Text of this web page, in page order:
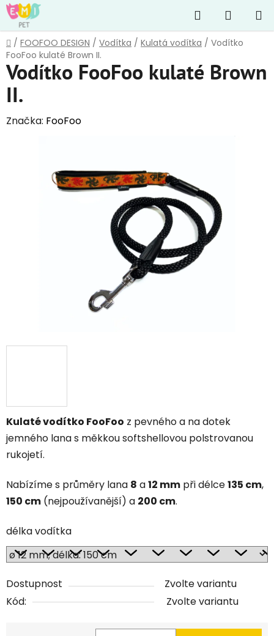
Přejít
na
obsah
Hledat
KOŠÍK
Domů
/ FOOFOO DESIGN / Vodítka / Kulatá vodítka / Vodítko
FooFoo kulaté Brown II.
Kulaté vodítko FooFoo z pevného a na dotek
jemného lana s měkkou softshellovou polstrovanou
rukojetí.
Nabízíme s průměry lana 8 a12 mm při délce135 cm,
150 cm (nejpoužívanější) a 200 cm.
délka vodítka
Dostupnost
Zvolte variantu
Kód:
Zvolte variantu
Vodítko FooFoo kulaté Brown
II.
Značka: FooFoo